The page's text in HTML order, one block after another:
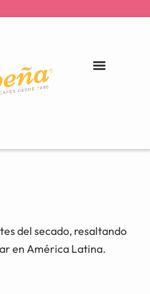
del secado, resaltando
en América Latina.